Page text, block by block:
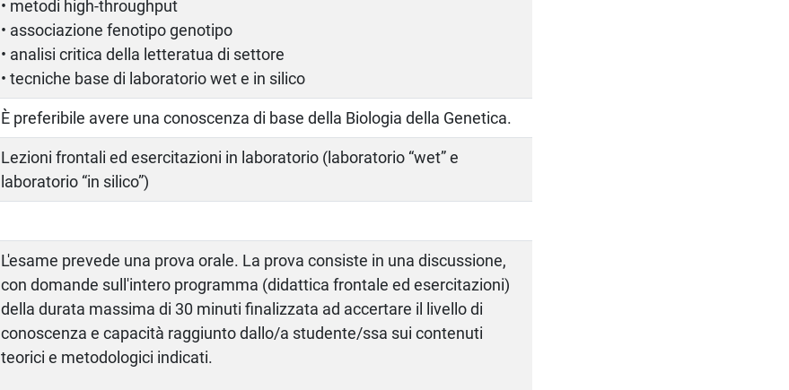
• metodi high-throughput
• associazione fenotipo genotipo
• analisi critica della letteratua di settore
• tecniche base di laboratorio wet e in silico
È preferibile avere una conoscenza di base della Biologia della Genetica.
Lezioni frontali ed esercitazioni in laboratorio (laboratorio “wet” e
laboratorio “in silico”)
L'esame prevede una prova orale. La prova consiste in una discussione,
con domande sull'intero programma (didattica frontale ed esercitazioni)
della durata massima di 30 minuti finalizzata ad accertare il livello di
conoscenza e capacità raggiunto dallo/a studente/ssa sui contenuti
teorici e metodologici indicati.